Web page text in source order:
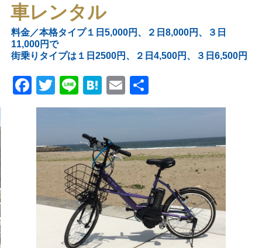
車レンタル
料金／本格タイプ１日5,000円、２日8,000円、３日
11,000円で
街乗りタイプは１日2500円、２日4,500円、３日6,500円
Facebook
Twitter
LineHatena
Email
共
有